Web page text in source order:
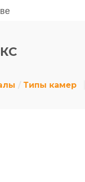
в Москве
Типы камер